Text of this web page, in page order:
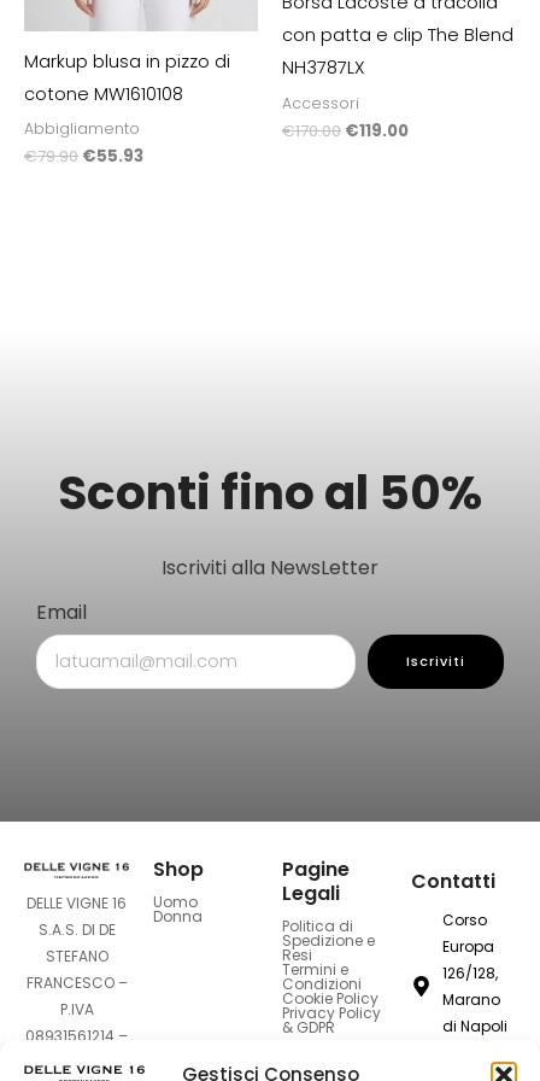
Gestisci Consenso
Markup blusa in pizzo di
cotone MW1610108
Abbigliamento
€79.90 €55.93
con patta e clip The Blend
NH3787LX
Accessori
€170.00 €119.00
Sconti fino al 50%
Iscriviti alla NewsLetter
Email
Iscriviti
DELLE VIGNE 16
S.A.S. DI DE
STEFANO
FRANCESCO –
P.IVA
08931561214 –
Sede Legale:
Shop
Uomo
Donna
Pagine
Legali
Politica di
Spedizione e
Resi
Termini e
Condizioni
Cookie Policy
Privacy Policy
& GDPR
Contatti
Corso
Europa
126/128,
Marano
di Napoli